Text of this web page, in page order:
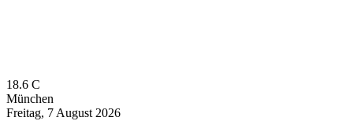
18.6 C
München
Freitag, 7 August 2026